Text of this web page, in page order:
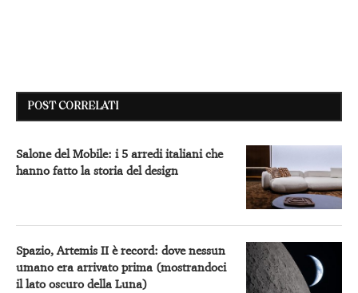
POST CORRELATI
Salone del Mobile: i 5 arredi italiani che
hanno fatto la storia del design
Spazio, Artemis II è record: dove nessun
umano era arrivato prima (mostrandoci
il lato oscuro della Luna)